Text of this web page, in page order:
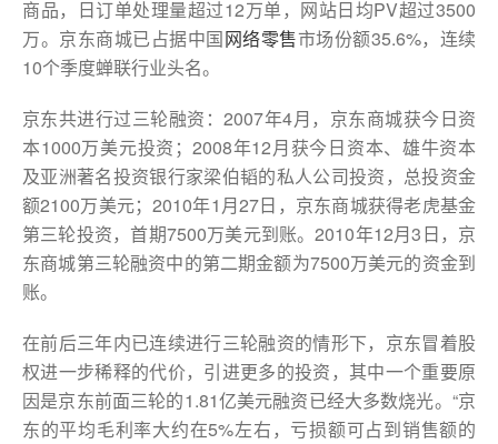
商品，日订单处理量超过12万单，网站日均PV超过3500
万。京东商城已占据中国网络零售市场份额35.6%，连续
10个季度蝉联行业头名。
京东共进行过三轮融资：2007年4月，京东商城获今日资
本1000万美元投资；2008年12月获今日资本、雄牛资本
及亚洲著名投资银行家梁伯韬的私人公司投资，总投资金
额2100万美元；2010年1月27日，京东商城获得老虎基金
第三轮投资，首期7500万美元到账。2010年12月3日，京
东商城第三轮融资中的第二期金额为7500万美元的资金到
账。
在前后三年内已连续进行三轮融资的情形下，京东冒着股
权进一步稀释的代价，引进更多的投资，其中一个重要原
因是京东前面三轮的1.81亿美元融资已经大多数烧光。“京
东的平均毛利率大约在5%左右，亏损额可占到销售额的